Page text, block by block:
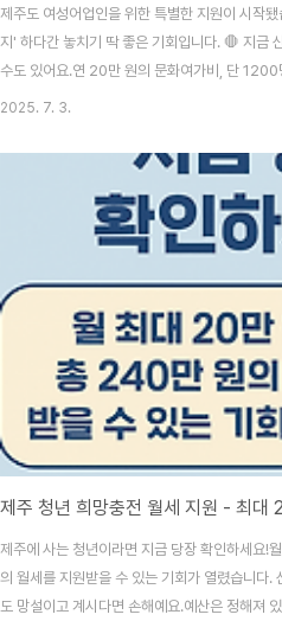
제주도 여성어업인을 위한 특별한 지원이 시작
지' 하다간 놓치기 딱 좋은 기회입니다. 🛑 지금
수도 있어요.연 20만 원의 문화여가비, 단 1200
높아요!시간이 지날수록 경쟁이 치열해지는 만큼
어떤 혜택일까?제주도는 어촌지역 여성어업인
여 명이 혜택을 받을 수 있습니다. 제주도 여성
는 까다롭지 않아요도내 ..
2025. 7. 3.
제주 청년 희망충전 월세 지원 - 최대
제주에 사는 청년이라면 지금 당장 확인하세요
의 월세를 지원받을 수 있는 기회가 열렸습니다.
도 망설이고 계시다면 손해예요.예산은 정해져